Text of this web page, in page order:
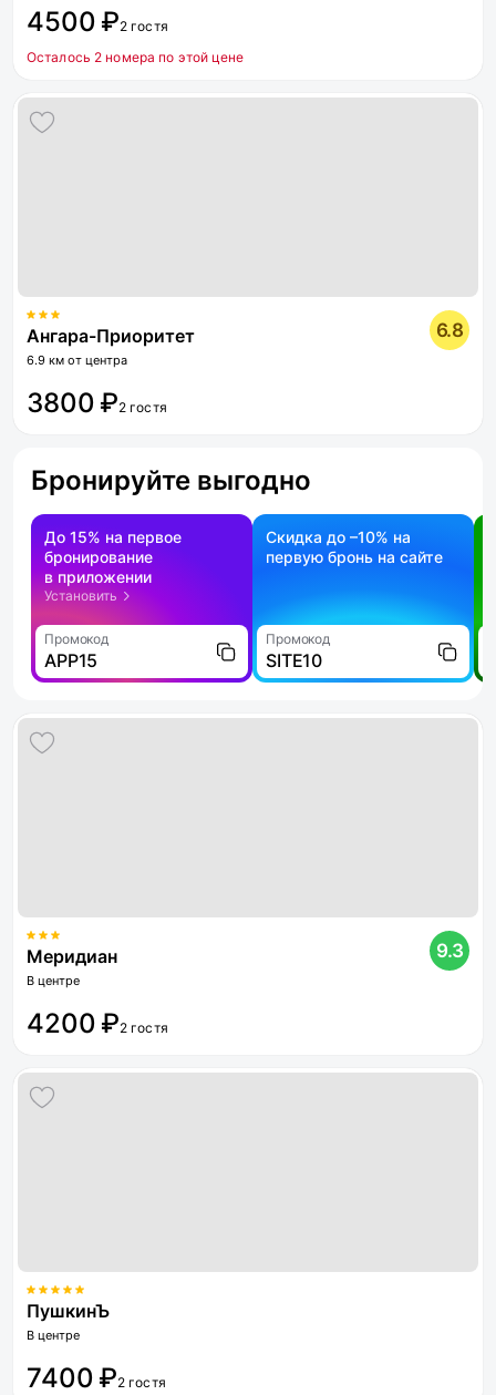
4500 ₽2 гостя
Осталось 2 номера по этой цене
Ангара-Приоритет
6.9 км от центра
6.8
3800 ₽2 гостя
Бронируйте выгодно
До 15% на первое
бронирование
в приложении
Установить
Промокод
APP15
Скидка до –10% на
первую бронь на сайте
Промокод
SITE10
Меридиан
В центре
9.3
4200 ₽2 гостя
ПушкинЪ
В центре
7400 ₽2 гостя